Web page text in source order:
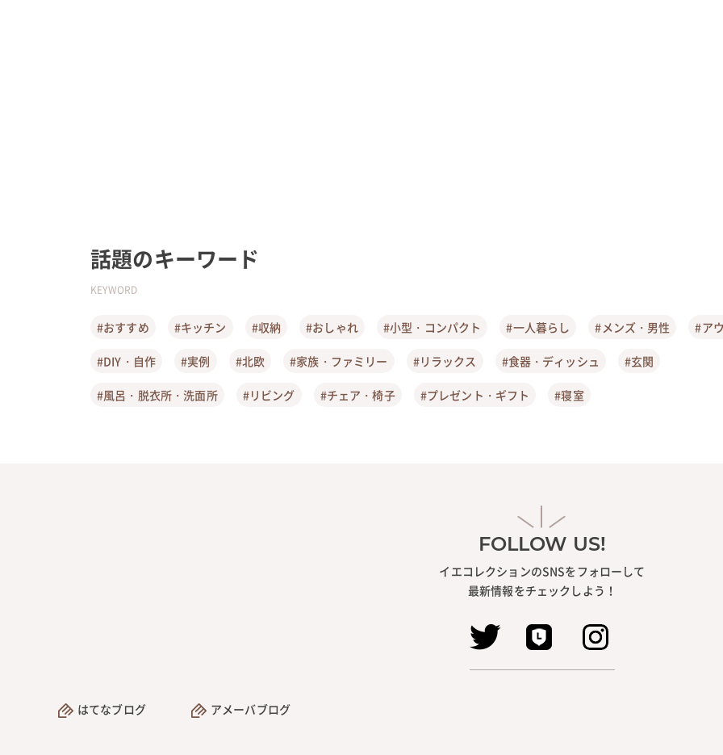
話題のキーワード
KEYWORD
#おすすめ #キッチン #収納 #おしゃれ #小型・コンパクト #一人暮らし #メンズ・男性 #ア
#DIY・自作 #実例 #北欧 #家族・ファミリー #リラックス #食器・ディッシュ #玄関
#風呂・脱衣所・洗面所 #リビング #チェア・椅子 #プレゼント・ギフト #寝室
FOLLOW US!
イエコレクションのSNSをフォローして
最新情報をチェックしよう！
はてなブログ アメーバブログ